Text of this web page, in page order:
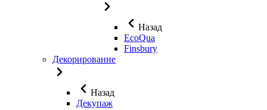
Назад
EcoQua
Finsbury
Декорирование
Назад
Декупаж